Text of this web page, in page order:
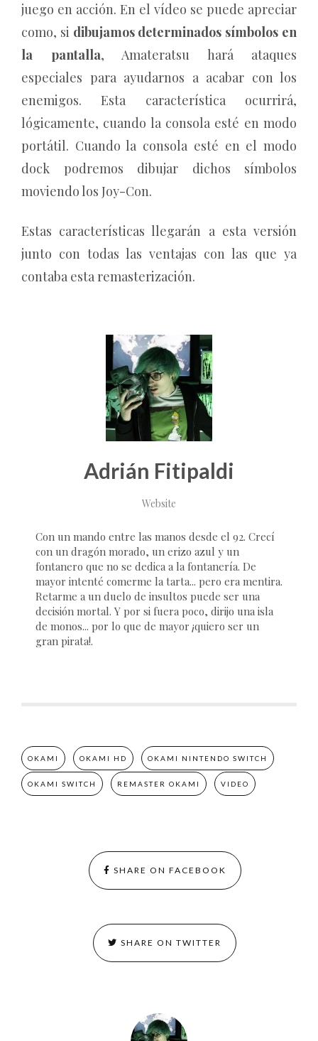
juego en acción. En el vídeo se puede apreciar
como, si dibujamos determinados símbolos en
la pantalla, Amateratsu hará ataques
especiales para ayudarnos a acabar con los
enemigos. Esta característica ocurrirá,
lógicamente, cuando la consola esté en modo
portátil. Cuando la consola esté en el modo
dock podremos dibujar dichos símbolos
moviendo los Joy-Con.
Estas características llegarán a esta versión
junto con todas las ventajas con las que ya
contaba esta remasterización.
Adrián Fitipaldi
Website
Con un mando entre las manos desde el 92. Crecí
con un dragón morado, un erizo azul y un
fontanero que no se dedica a la fontanería. De
mayor intenté comerme la tarta... pero era mentira.
Retarme a un duelo de insultos puede ser una
decisión mortal. Y por si fuera poco, dirijo una isla
de monos... por lo que de mayor ¡quiero ser un
gran pirata!.
OKAMI OKAMI HD OKAMI NINTENDO SWITCH
OKAMI SWITCH REMASTER OKAMI VIDEO
SHARE ON FACEBOOK
SHARE ON TWITTER